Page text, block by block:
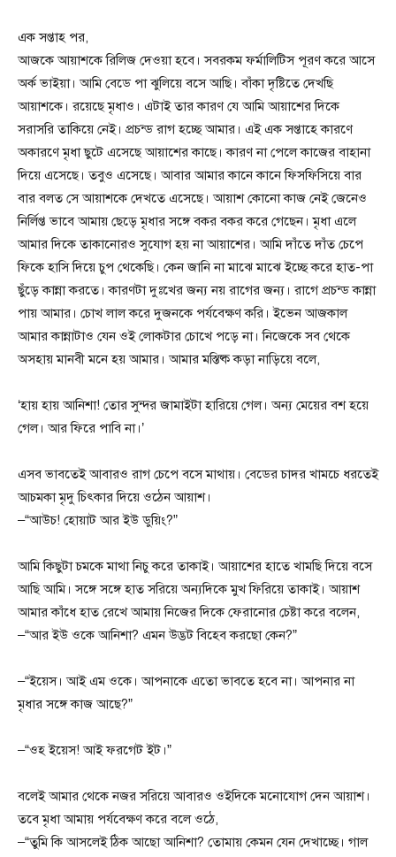
এক সপ্তাহ পর,
আজকে আয়াশকে রিলিজ দেওয়া হবে। সবরকম ফর্মালিটিস পূরণ করে আসে
অর্ক ভাইয়া। আমি বেডে পা ঝুলিয়ে বসে আছি। বাঁকা দৃষ্টিতে দেখছি
আয়াশকে। রয়েছে মৃধাও। এটাই তার কারণ যে আমি আয়াশের দিকে
সরাসরি তাকিয়ে নেই। প্রচন্ড রাগ হচ্ছে আমার। এই এক সপ্তাহে কারণে
অকারণে মৃধা ছুটে এসেছে আয়াশের কাছে। কারণ না পেলে কাজের বাহানা
দিয়ে এসেছে। তবুও এসেছে। আবার আমার কানে কানে ফিসফিসিয়ে বার
বার বলত সে আয়াশকে দেখতে এসেছে। আয়াশ কোনো কাজ নেই জেনেও
নির্লিপ্ত ভাবে আমায় ছেড়ে মৃধার সঙ্গে বকর বকর করে গেছেন। মৃধা এলে
আমার দিকে তাকানোরও সুযোগ হয় না আয়াশের। আমি দাঁতে দাঁত চেপে
ফিকে হাসি দিয়ে চুপ থেকেছি। কেন জানি না মাঝে মাঝে ইচ্ছে করে হাত-পা
ছুঁড়ে কান্না করতে। কারণটা দুঃখের জন্য নয় রাগের জন্য। রাগে প্রচন্ড কান্না
পায় আমার। চোখ লাল করে দুজনকে পর্যবেক্ষণ করি। ইভেন আজকাল
আমার কান্নাটাও যেন ওই লোকটার চোখে পড়ে না। নিজেকে সব থেকে
অসহায় মানবী মনে হয় আমার। আমার মস্তিষ্ক কড়া নাড়িয়ে বলে,
‘হায় হায় আনিশা! তোর সুন্দর জামাইটা হারিয়ে গেল। অন্য মেয়ের বশ হয়ে
গেল। আর ফিরে পাবি না।’
এসব ভাবতেই আবারও রাগ চেপে বসে মাথায়। বেডের চাদর খামচে ধরতেই
আচমকা মৃদু চিৎকার দিয়ে ওঠেন আয়াশ।
–“আউচ! হোয়াট আর ইউ ডুয়িং?”
আমি কিছুটা চমকে মাথা নিচু করে তাকাই। আয়াশের হাতে খামছি দিয়ে বসে
আছি আমি। সঙ্গে সঙ্গে হাত সরিয়ে অন্যদিকে মুখ ফিরিয়ে তাকাই। আয়াশ
আমার কাঁধে হাত রেখে আমায় নিজের দিকে ফেরানোর চেষ্টা করে বলেন,
–“আর ইউ ওকে আনিশা? এমন উদ্ভট বিহেব করছো কেন?”
–“ইয়েস। আই এম ওকে। আপনাকে এতো ভাবতে হবে না। আপনার না
মৃধার সঙ্গে কাজ আছে?”
–“ওহ ইয়েস! আই ফরগেট ইট।”
বলেই আমার থেকে নজর সরিয়ে আবারও ওইদিকে মনোযোগ দেন আয়াশ।
তবে মৃধা আমায় পর্যবেক্ষণ করে বলে ওঠে,
–“তুমি কি আসলেই ঠিক আছো আনিশা? তোমায় কেমন যেন দেখাচ্ছে। গাল